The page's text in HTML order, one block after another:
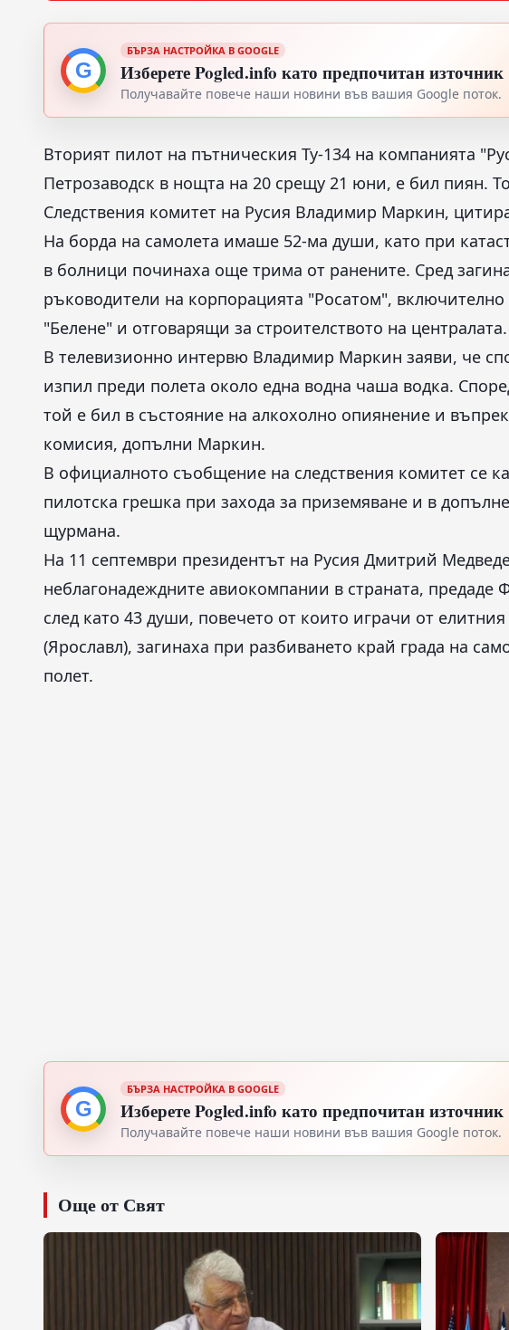
G
БЪРЗА НАСТРОЙКА В GOOGLE
Изберете Pogled.info като предпочитан източник
Получавайте повече наши новини във вашия Google поток.
Вторият пилот на пътническия Ту-134 на компанията
Петрозаводск в нощта на 20 срещу 21 юни, е бил пиян.
Следствения комитет на Русия Владимир Маркин,
На борда на самолета имаше 52-ма души, като при
в болници починаха още трима от ранените. Сред
ръководители на корпорацията "Росатом",
"Белене" и отговарящи за строителството на централата.
В телевизионно интервю Владимир Маркин заяви, че
изпил преди полета около една водна чаша водка.
той е бил в състояние на алкохолно опиянение и
комисия, допълни Маркин.
В официалното съобщение на следствения комитет се
пилотска грешка при захода за приземяване и в
щурмана.
На 11 септември президентът на Русия Дмитрий
неблагонадеждните авиокомпании в страната, предаде
след като 43 души, повечето от които играчи от
(Ярославл), загинаха при разбиването край града на
полет.
G
БЪРЗА НАСТРОЙКА В GOOGLE
Изберете Pogled.info като предпочитан източник
Получавайте повече наши новини във вашия Google поток.
Още от Свят